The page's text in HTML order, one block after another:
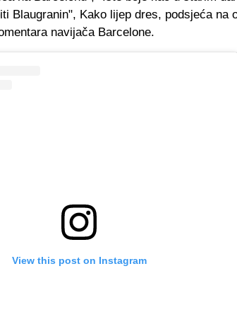
Blaugranin", Kako lijep dres, podsjeća na
navijača Barcelone.
View this post on Instagram